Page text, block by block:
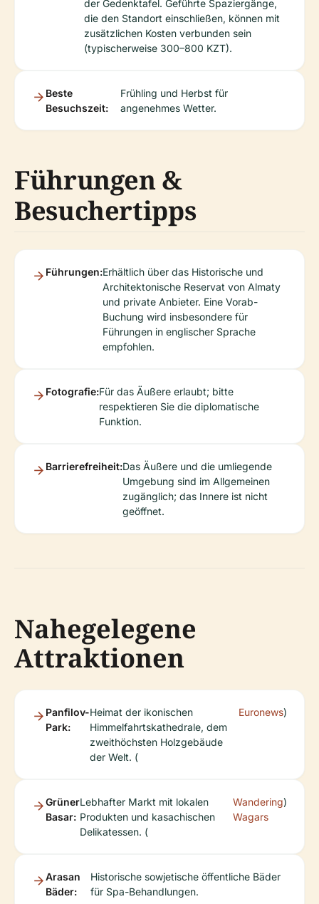
der Gedenktafel. Geführte Spaziergänge,
die den Standort einschließen, können mit
zusätzlichen Kosten verbunden sein
(typischerweise 300–800 KZT).
Beste
Besuchszeit:
Frühling und Herbst für
angenehmes Wetter.
Führungen &
Besuchertipps
Führungen:Erhältlich über das Historische und
Architektonische Reservat von Almaty
und private Anbieter. Eine Vorab-
Buchung wird insbesondere für
Führungen in englischer Sprache
empfohlen.
Fotografie:Für das Äußere erlaubt; bitte
respektieren Sie die diplomatische
Funktion.
Barrierefreiheit:Das Äußere und die umliegende
Umgebung sind im Allgemeinen
zugänglich; das Innere ist nicht
geöffnet.
Nahegelegene
Attraktionen
Panfilov-
Park:
Heimat der ikonischen
Himmelfahrtskathedrale, dem
zweithöchsten Holzgebäude
der Welt. (
Euronews)
Grüner
Basar:
Lebhafter Markt mit lokalen
Produkten und kasachischen
Delikatessen. (
Wandering
Wagars
)
Arasan
Bäder:
Historische sowjetische öffentliche Bäder
für Spa-Behandlungen.